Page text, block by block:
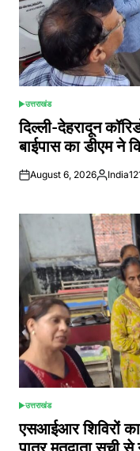
POSTED
IN
उत्तराखंड
दिल्ली-देहरादून
बाईपास का डीएम ने
August 6, 2026Posted
POSTED
IN
उत्तराखंड
एसआईआर शिविरों का